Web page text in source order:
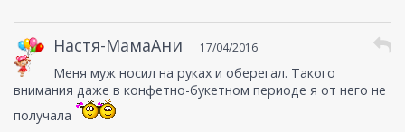
Настя-МамаАни 17/04/2016
Меня муж носил на руках и оберегал. Такого
внимания даже в конфетно-букетном периоде я от него не
получала